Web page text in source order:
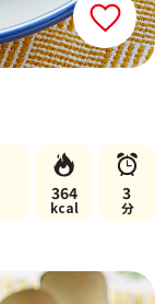
364
kcal
3
分